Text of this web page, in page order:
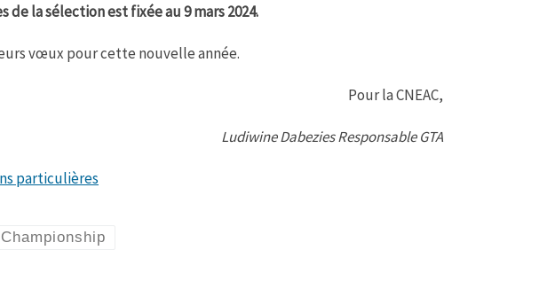
la sélection est fixée au 9 mars 2024.
vœux pour cette nouvelle année.
Pour la CNEAC,
Ludiwine Dabezies Responsable GTA
particulières